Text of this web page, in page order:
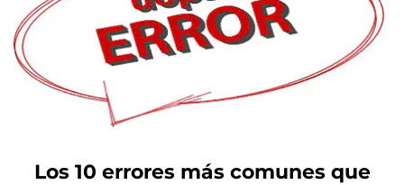
Los 10 errores más comunes que